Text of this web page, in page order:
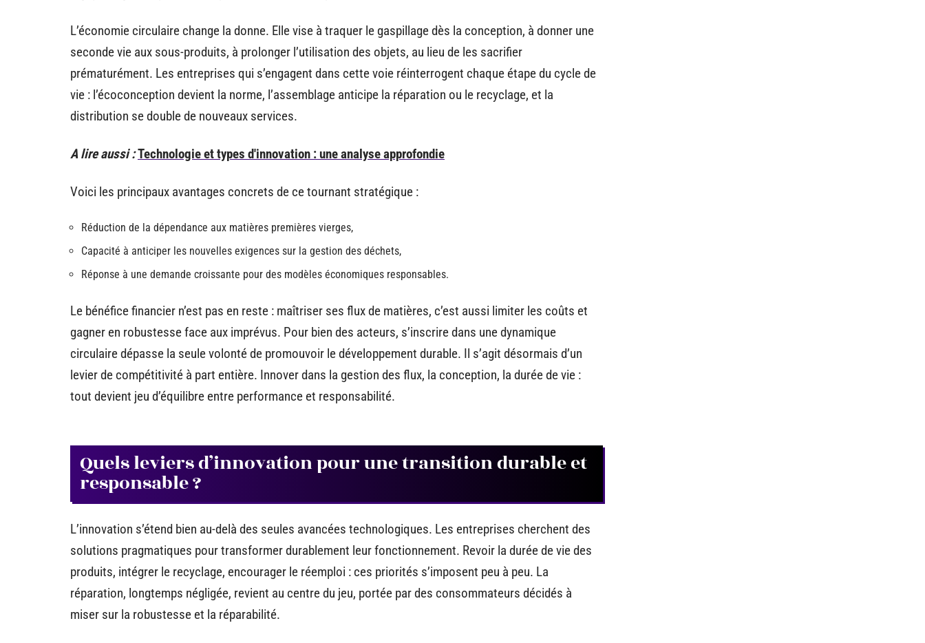
L’économie circulaire change la donne. Elle vise à traquer le gaspillage dès la conception, à donner une
seconde vie aux sous-produits, à prolonger l’utilisation des objets, au lieu de les sacrifier
prématurément. Les entreprises qui s’engagent dans cette voie réinterrogent chaque étape du cycle de
vie : l’écoconception devient la norme, l’assemblage anticipe la réparation ou le recyclage, et la
distribution se double de nouveaux services.
A lire aussi :Technologie et types d'innovation : une analyse approfondie
Voici les principaux avantages concrets de ce tournant stratégique :
Réduction de la dépendance aux matières premières vierges,
Capacité à anticiper les nouvelles exigences sur la gestion des déchets,
Réponse à une demande croissante pour des modèles économiques responsables.
Le bénéfice financier n’est pas en reste : maîtriser ses flux de matières, c’est aussi limiter les coûts et
gagner en robustesse face aux imprévus. Pour bien des acteurs, s’inscrire dans une dynamique
circulaire dépasse la seule volonté de promouvoir le développement durable. Il s’agit désormais d’un
levier de compétitivité à part entière. Innover dans la gestion des flux, la conception, la durée de vie :
tout devient jeu d’équilibre entre performance et responsabilité.
Quels leviers d’innovation pour une transition durable et
responsable ?
L’innovation s’étend bien au-delà des seules avancées technologiques. Les entreprises cherchent des
solutions pragmatiques pour transformer durablement leur fonctionnement. Revoir la durée de vie des
produits, intégrer le recyclage, encourager le réemploi : ces priorités s’imposent peu à peu. La
réparation, longtemps négligée, revient au centre du jeu, portée par des consommateurs décidés à
miser sur la robustesse et la réparabilité.